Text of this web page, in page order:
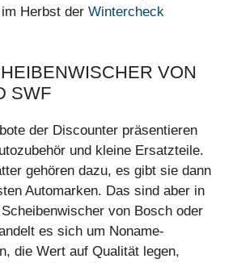
Herbst der Wintercheck
VON
SWF
der Discounter präsentieren
und kleine Ersatzteile.
gehören dazu, es gibt sie dann
Automarken. Das sind aber in
von Bosch oder
es sich um Noname-
die Wert auf Qualität legen,